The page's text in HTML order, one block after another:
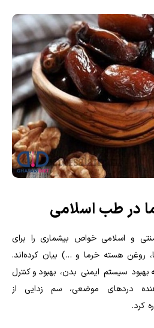
در طب اسلامی
و اسلامی خواص بیشماری را برای
روغن هسته خرما و …) بیان کرده‌اند.
سیستم ایمنی بدن، بهبود و کنترل
دردهای موضعی، سم زدایی از
کرد.